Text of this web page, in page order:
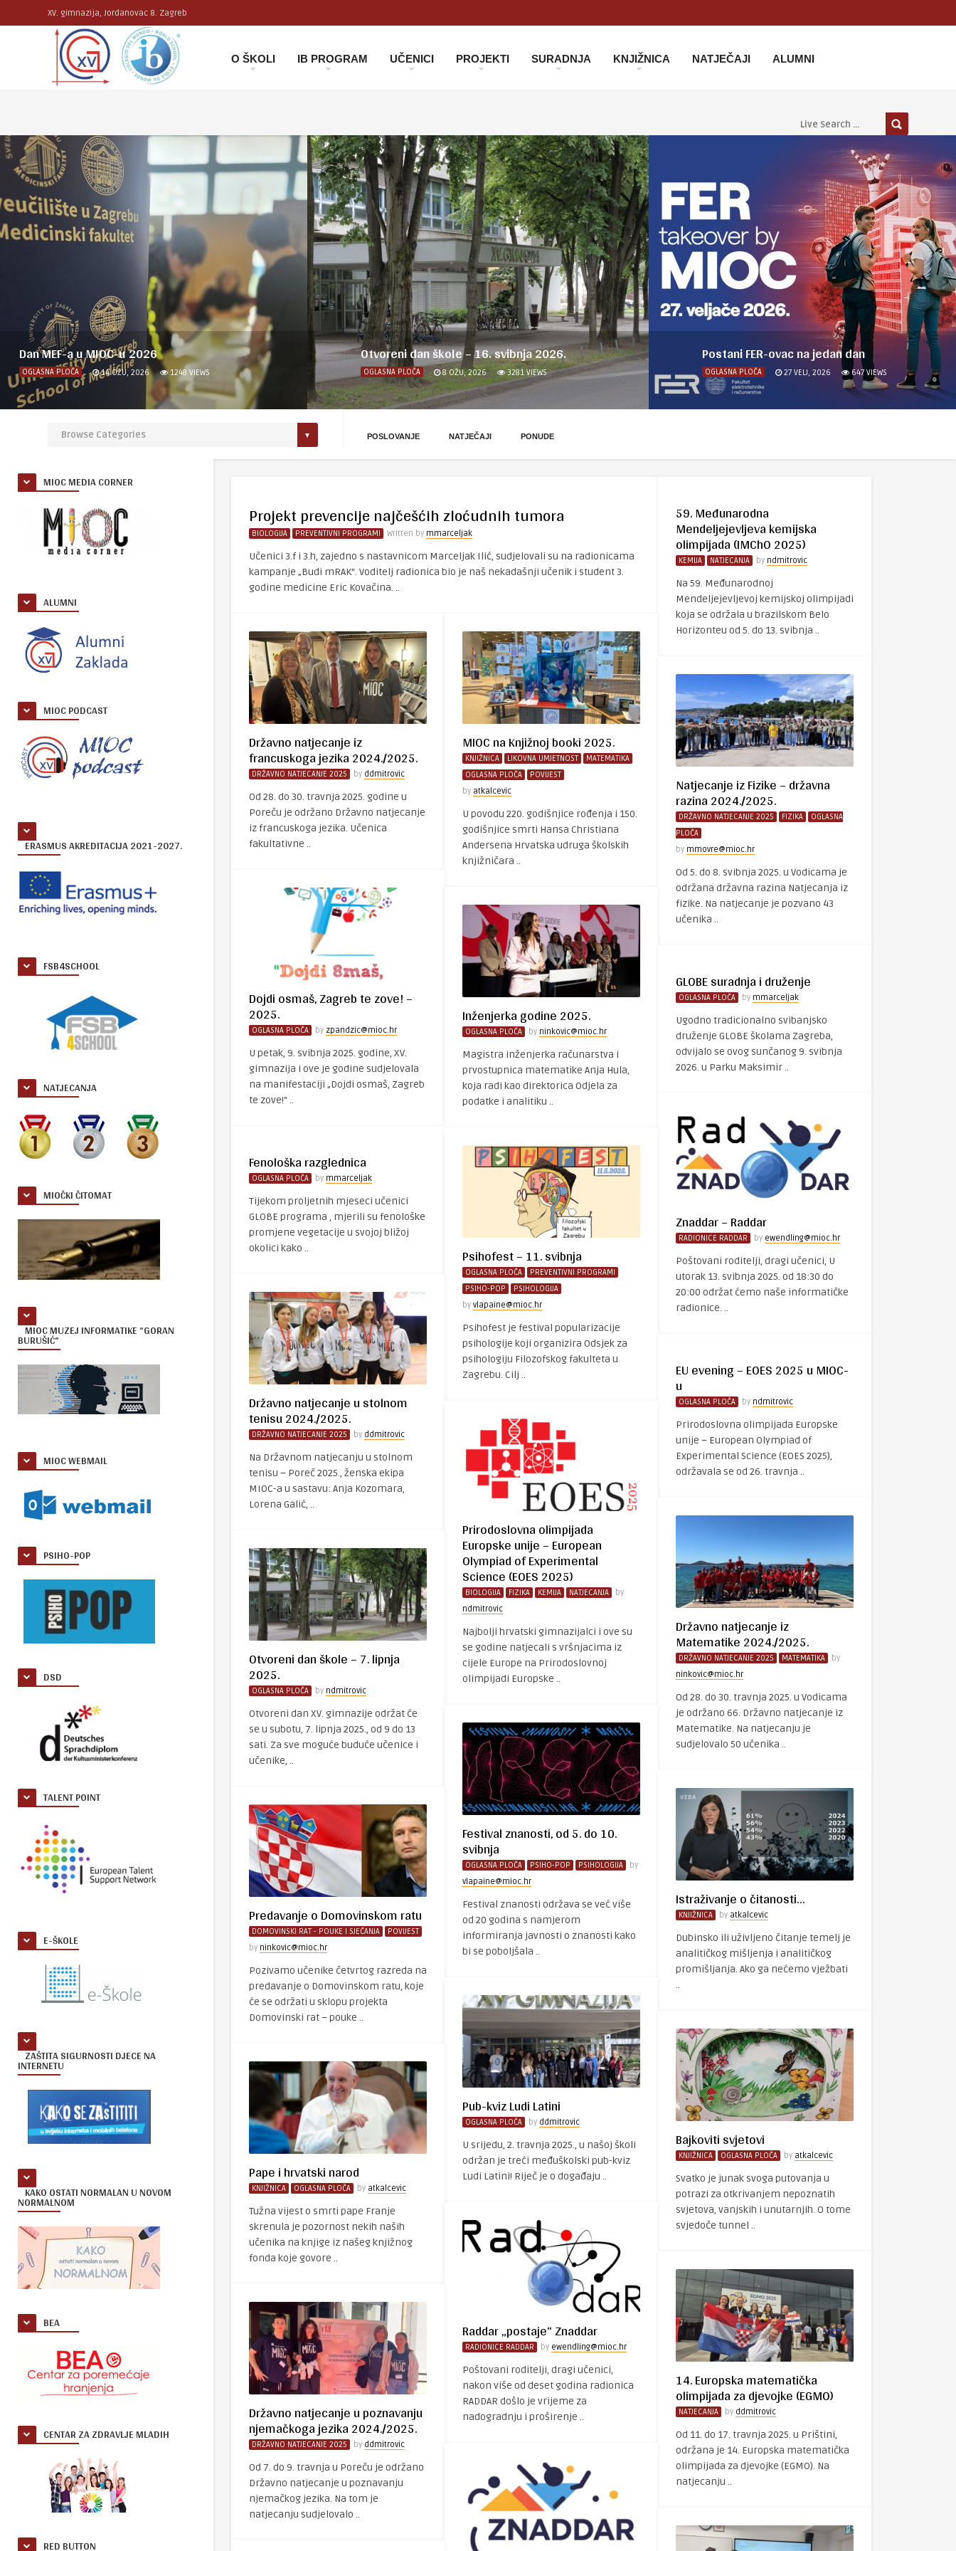
XV. gimnazija, Jordanovac 8. Zagreb
O ŠKOLI IB PROGRAM UČENICI PROJEKTI SURADNJA KNJIŽNICA NATJEČAJI ALUMNI
Dan MEF-a u MIOC-u 2026
OGLASNA PLOČA 14 OŽU, 2026 1248 VIEWS
Otvoreni dan škole – 16. svibnja 2026.
OGLASNA PLOČA 8 OŽU, 2026 3281 VIEWS
Postani FER-ovac na jedan dan
OGLASNA PLOČA 27 VELJ, 2026 647 VIEWS
POSLOVANJE NATJEČAJI PONUDE
MIOC MEDIA CORNER
ALUMNI
MIOC PODCAST
ERASMUS AKREDITACIJA 2021-2027.
FSB4SCHOOL
NATJECANJA
MIOČKI ČITOMAT
MIOC MUZEJ INFORMATIKE “GORAN
BURUŠIĆ”
MIOC WEBMAIL
PSIHO-POP
DSD
TALENT POINT
E-ŠKOLE
ZAŠTITA SIGURNOSTI DJECE NA
INTERNETU
KAKO OSTATI NORMALAN U NOVOM
NORMALNOM
BEA
CENTAR ZA ZDRAVLJE MLADIH
RED BUTTON
Projekt prevencije najčešćih zloćudnih tumora
BIOLOGIJA PREVENTIVNI PROGRAMI Written by mmarceljak
Učenici 3.f i 3.h, zajedno s nastavnicom Marceljak Ilić, sudjelovali su na radionicama
kampanje „Budi mRAK“. Voditelj radionica bio je naš nekadašnji učenik i student 3.
godine medicine Eric Kovačina. ..
59. Međunarodna
Mendeljejevljeva kemijska
olimpijada (IMChO 2025)
KEMIJA NATJECANJA by ndmitrovic
Na 59. Međunarodnoj
Mendeljejevljevoj kemijskoj olimpijadi
koja se održala u brazilskom Belo
Horizonteu od 5. do 13. svibnja ..
Državno natjecanje iz
francuskoga jezika 2024./2025.
DRŽAVNO NATJECANJE 2025 by ddmitrovic
Od 28. do 30. travnja 2025. godine u
Poreču je održano Državno natjecanje
iz francuskoga jezika. Učenica
fakultativne ..
MIOC na Knjižnoj booki 2025.
KNJIŽNICA LIKOVNA UMJETNOST
MATEMATIKA
OGLASNA PLOČA
POVIJEST
by atkalcevic
U povodu 220. godišnjice rođenja i 150.
godišnjice smrti Hansa Christiana
Andersena Hrvatska udruga školskih
knjižničara ..
Natjecanje iz Fizike – državna
razina 2024./2025.
DRŽAVNO NATJECANJE 2025 FIZIKA
OGLASNA
PLOČA
by mmovre@mioc.hr
Od 5. do 8. svibnja 2025. u Vodicama je
održana državna razina Natjecanja iz
fizike. Na natjecanje je pozvano 43
učenika ..
Dojdi osmaš, Zagreb te zove! –
2025.
OGLASNA PLOČA by zpandzic@mioc.hr
U petak, 9. svibnja 2025. godine, XV.
gimnazija i ove je godine sudjelovala
na manifestaciji „Dojdi osmaš, Zagreb
te zove!“ ..
Inženjerka godine 2025.
OGLASNA PLOČA by ninkovic@mioc.hr
Magistra inženjerka računarstva i
prvostupnica matematike Anja Hula,
koja radi kao direktorica Odjela za
podatke i analitiku ..
GLOBE suradnja i druženje
OGLASNA PLOČA by mmarceljak
Ugodno tradicionalno svibanjsko
druženje GLOBE školama Zagreba,
odvijalo se ovog sunčanog 9. svibnja
2026. u Parku Maksimir ..
Znaddar – Raddar
RADIONICE RADDAR by ewendling@mioc.hr
Poštovani roditelji, dragi učenici, U
utorak 13. svibnja 2025. od 18:30 do
20:00 održat ćemo naše informatičke
radionice. ..
Fenološka razglednica
OGLASNA PLOČA by mmarceljak
Tijekom proljetnih mjeseci učenici
GLOBE programa , mjerili su fenološke
promjene vegetacije u svojoj bližoj
okolici kako ..
Psihofest – 11. svibnja
OGLASNA PLOČA
PREVENTIVNI PROGRAMI
PSIHO-POP
PSIHOLOGIJA
by vlapaine@mioc.hr
Psihofest je festival popularizacije
psihologije koji organizira Odsjek za
psihologiju Filozofskog fakulteta u
Zagrebu. Cilj ..
Državno natjecanje u stolnom
tenisu 2024./2025.
DRŽAVNO NATJECANJE 2025 by ddmitrovic
Na Državnom natjecanju u stolnom
tenisu – Poreč 2025., ženska ekipa
MIOC-a u sastavu: Anja Kozomara,
Lorena Galić, ..
EU evening – EOES 2025 u MIOC-
u
OGLASNA PLOČA by ndmitrovic
Prirodoslovna olimpijada Europske
unije – European Olympiad of
Experimental Science (EOES 2025),
održavala se od 26. travnja ..
Prirodoslovna olimpijada
Europske unije – European
Olympiad of Experimental
Science (EOES 2025)
BIOLOGIJA FIZIKA KEMIJA NATJECANJA
by
ndmitrovic
Najbolji hrvatski gimnazijalci i ove su
se godine natjecali s vršnjacima iz
cijele Europe na Prirodoslovnoj
olimpijadi Europske ..
Državno natjecanje iz
Matematike 2024./2025.
DRŽAVNO NATJECANJE 2025 MATEMATIKA
by
ninkovic@mioc.hr
Od 28. do 30. travnja 2025. u Vodicama
je održano 66. Državno natjecanje iz
Matematike. Na natjecanju je
sudjelovalo 50 učenika ..
Otvoreni dan škole – 7. lipnja
2025.
OGLASNA PLOČA by ndmitrovic
Otvoreni dan XV. gimnazije održat će
se u subotu, 7. lipnja 2025., od 9 do 13
sati. Za sve moguće buduće učenice i
učenike, ..
Festival znanosti, od 5. do 10.
svibnja
OGLASNA PLOČA PSIHO-POP PSIHOLOGIJA
by
vlapaine@mioc.hr
Festival znanosti održava se već više
od 20 godina s namjerom
informiranja javnosti o znanosti kako
bi se poboljšala ..
Istraživanje o čitanosti…
KNJIŽNICA by atkalcevic
Dubinsko ili uživljeno čitanje temelj je
analitičkog mišljenja i analitičkog
promišljanja. Ako ga nećemo vježbati
..
Predavanje o Domovinskom ratu
DOMOVINSKI RAT - POUKE I SJEĆANJA
POVIJEST
by ninkovic@mioc.hr
Pozivamo učenike četvrtog razreda na
predavanje o Domovinskom ratu, koje
će se održati u sklopu projekta
Domovinski rat – pouke ..
Pub-kviz Ludi Latini
OGLASNA PLOČA by ddmitrovic
U srijedu, 2. travnja 2025., u našoj školi
održan je treći međuškolski pub-kviz
Ludi Latini! Riječ je o događaju ..
Bajkoviti svjetovi
KNJIŽNICA OGLASNA PLOČA by atkalcevic
Svatko je junak svoga putovanja u
potrazi za otkrivanjem nepoznatih
svjetova, vanjskih i unutarnjih. O tome
svjedoče tunnel ..
Pape i hrvatski narod
KNJIŽNICA OGLASNA PLOČA by atkalcevic
Tužna vijest o smrti pape Franje
skrenula je pozornost nekih naših
učenika na knjige iz našeg knjižnog
fonda koje govore ..
Raddar „postaje“ Znaddar
RADIONICE RADDAR by ewendling@mioc.hr
Poštovani roditelji, dragi učenici,
nakon više od deset godina radionica
RADDAR došlo je vrijeme za
nadogradnju i proširenje ..
14. Europska matematička
olimpijada za djevojke (EGMO)
NATJECANJA by ddmitrovic
Od 11. do 17. travnja 2025. u Prištini,
održana je 14. Europska matematička
olimpijada za djevojke (EGMO). Na
natjecanju ..
Državno natjecanje u poznavanju
njemačkoga jezika 2024./2025.
DRŽAVNO NATJECANJE 2025 by ddmitrovic
Od 7. do 9. travnja u Poreču je održano
Državno natjecanje u poznavanju
njemačkog jezika. Na tom je
natjecanju sudjelovalo ..